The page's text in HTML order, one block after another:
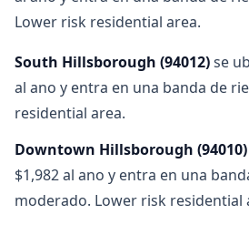
Lower risk residential area.
South Hillsborough (94012)se
al ano y entra en una banda de
residential area.
Downtown Hillsborough (94010)
$1,982 al ano y entra en una
moderado. Lower risk residential